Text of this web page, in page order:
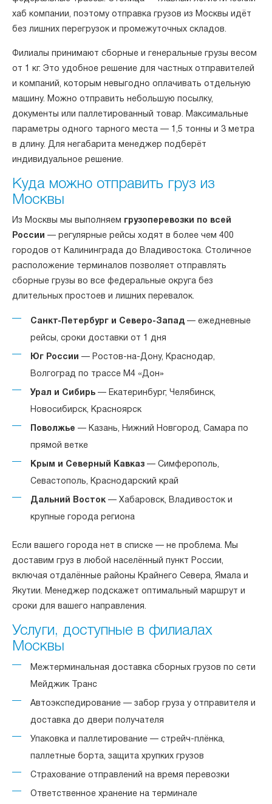
хаб компании, поэтому отправка грузов из Москвы идёт
без лишних перегрузок и промежуточных складов.
Филиалы принимают сборные и генеральные грузы весом
от 1 кг. Это удобное решение для частных отправителей
и компаний, которым невыгодно оплачивать отдельную
машину. Можно отправить небольшую посылку,
документы или паллетированный товар. Максимальные
параметры одного тарного места — 1,5 тонны и 3 метра
в длину. Для негабарита менеджер подберёт
индивидуальное решение.
Куда можно отправить груз из
Москвы
Из Москвы мы выполняем грузоперевозки по всей
России — регулярные рейсы ходят в более чем 400
городов от Калининграда до Владивостока. Столичное
расположение терминалов позволяет отправлять
сборные грузы во все федеральные округа без
длительных простоев и лишних перевалок.
Санкт-Петербург и Северо-Запад — ежедневные
рейсы, сроки доставки от 1 дня
Юг России — Ростов-на-Дону, Краснодар,
Волгоград по трассе М4 «Дон»
Урал и Сибирь — Екатеринбург, Челябинск,
Новосибирск, Красноярск
Поволжье — Казань, Нижний Новгород, Самара по
прямой ветке
Крым и Северный Кавказ — Симферополь,
Севастополь, Краснодарский край
Дальний Восток — Хабаровск, Владивосток и
крупные города региона
Если вашего города нет в списке — не проблема. Мы
доставим груз в любой населённый пункт России,
включая отдалённые районы Крайнего Севера, Ямала и
Якутии. Менеджер подскажет оптимальный маршрут и
сроки для вашего направления.
Услуги, доступные в филиалах
Москвы
Межтерминальная доставка сборных грузов по сети
Мейджик Транс
Автоэкспедирование — забор груза у отправителя и
доставка до двери получателя
Упаковка и паллетирование — стрейч-плёнка,
паллетные борта, защита хрупких грузов
Страхование отправлений на время перевозки
Ответственное хранение на терминале